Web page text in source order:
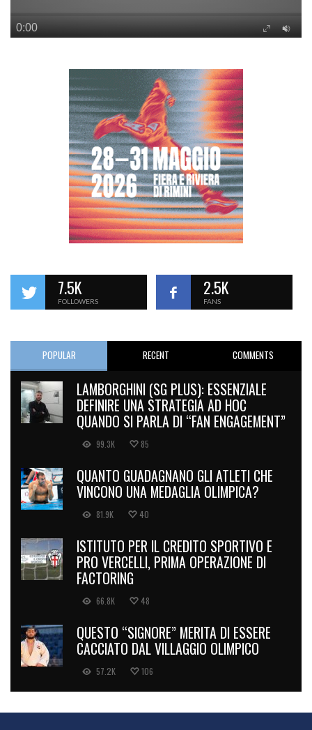
7.5K
FOLLOWERS
2.5K
FANS
POPULAR RECENT COMMENTS
LAMBORGHINI (SG PLUS): ESSENZIALE
DEFINIRE UNA STRATEGIA AD HOC
QUANDO SI PARLA DI “FAN ENGAGEMENT”
99.3K 85
QUANTO GUADAGNANO GLI ATLETI CHE
VINCONO UNA MEDAGLIA OLIMPICA?
81.9K 40
ISTITUTO PER IL CREDITO SPORTIVO E
PRO VERCELLI, PRIMA OPERAZIONE DI
FACTORING
66.8K 48
QUESTO “SIGNORE” MERITA DI ESSERE
CACCIATO DAL VILLAGGIO OLIMPICO
57.2K 106